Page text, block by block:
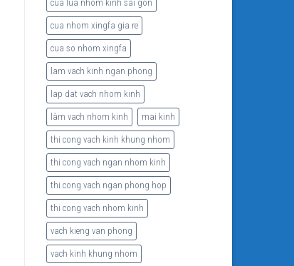
cua lua nhom kinh sai gon
cua nhom xingfa gia re
cua so nhom xingfa
lam vach kinh ngan phong
lap dat vach nhom kinh
làm vach nhom kinh mai kinh
thi cong vach kinh khung nhom
thi cong vach ngan nhom kinh
thi cong vach ngan phong hop
thi cong vach nhom kinh
vach kieng van phong
vach kinh khung nhom